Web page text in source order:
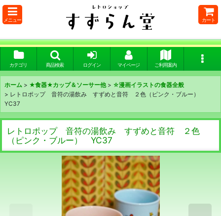
メニュー カート
カテゴリ 商品検索 ログイン マイページ ご利用案内
ホーム > ★食器★カップ＆ソーサー他 > ☆漫画イラストの食器全般
> レトロポップ 音符の湯飲み すずめと音符 ２色（ピンク・ブルー）
YC37
レトロポップ 音符の湯飲み すずめと音符 ２色
（ピンク・ブルー） YC37